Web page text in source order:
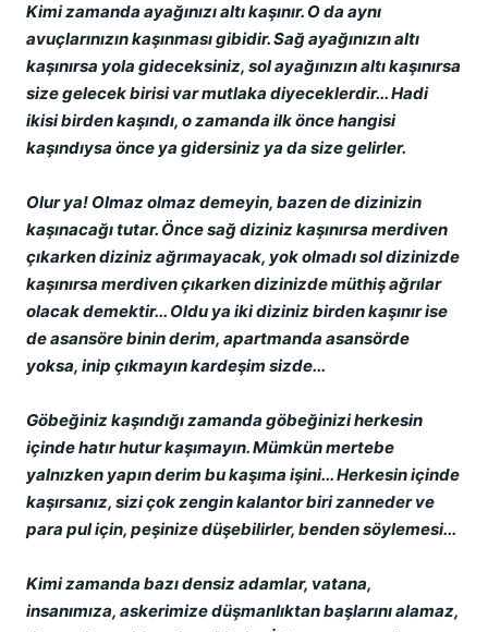
Kimi zamanda ayağınızı altı kaşınır. O da aynı
avuçlarınızın kaşınması gibidir. Sağ ayağınızın altı
kaşınırsa yola gideceksiniz, sol ayağınızın altı kaşınırsa
size gelecek birisi var mutlaka diyeceklerdir... Hadi
ikisi birden kaşındı, o zamanda ilk önce hangisi
kaşındıysa önce ya gidersiniz ya da size gelirler.
Olur ya! Olmaz olmaz demeyin, bazen de dizinizin
kaşınacağı tutar. Önce sağ diziniz kaşınırsa merdiven
çıkarken diziniz ağrımayacak, yok olmadı sol dizinizde
kaşınırsa merdiven çıkarken dizinizde müthiş ağrılar
olacak demektir... Oldu ya iki diziniz birden kaşınır ise
de asansöre binin derim, apartmanda asansörde
yoksa, inip çıkmayın kardeşim sizde...
Göbeğiniz kaşındığı zamanda göbeğinizi herkesin
içinde hatır hutur kaşımayın. Mümkün mertebe
yalnızken yapın derim bu kaşıma işini... Herkesin içinde
kaşırsanız, sizi çok zengin kalantor biri zanneder ve
para pul için, peşinize düşebilirler, benden söylemesi...
Kimi zamanda bazı densiz adamlar, vatana,
insanımıza, askerimize düşmanlıktan başlarını alamaz,